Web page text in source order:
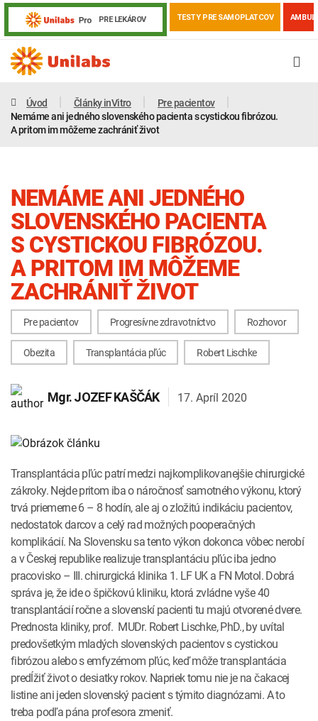
PRE LEKÁROV TESTY PRE SAMOPLATCOV
Genetika Covid-19 Žiadanky a tlačivá
Výsledky vyšetrení Kortizol Odberová príručka
INTOLERANCIA POTRAVÍN Lymská borelióza
Human papillomavirus (HPV)
Úvod Články inVitro
Pre pacientov
Nemáme ani jedného slovenského pacienta s cystickou fibrózou.
A pritom im môžeme zachrániť život
NEMÁME ANI JEDNÉHO
SLOVENSKÉHO PACIENTA
S CYSTICKOU FIBRÓZOU.
A PRITOM IM MÔŽEME
ZACHRÁNIŤ ŽIVOT
Pre pacientov Progresívne zdravotníctvo Rozhovor
Obezita Transplantácia pľúc Robert Lischke
Mgr.JOZEF KAŠČÁK 17. Apríl 2020
Transplantácia pľúc patrí medzi najkomplikovanejšie chirurgické
zákroky. Nejde pritom iba o náročnosť samotného výkonu, ktorý
trvá priemerne 6 – 8 hodín, ale aj o zložitú indikáciu pacientov,
nedostatok darcov a celý rad možných pooperačných
komplikácií. Na Slovensku sa tento výkon dokonca vôbec nerobí
a v Českej republike realizuje transplantáciu pľúc iba jedno
pracovisko – III. chirurgická klinika 1. LF UK a FN Motol. Dobrá
správa je, že ide o špičkovú kliniku, ktorá zvládne vyše 40
transplantácií ročne a slovenskí pacienti tu majú otvorené dvere.
Prednosta kliniky, prof. MUDr. Robert Lischke, PhD., by uvítal
predovšetkým mladých slovenských pacientov s cystickou
fibrózou alebo s emfyzémom pľúc, keď môže transplantácia
predĺžiť život o desiatky rokov. Napriek tomu nie je na čakacej
listine ani jeden slovenský pacient s týmito diagnózami. A to
treba podľa pána profesora zmeniť.